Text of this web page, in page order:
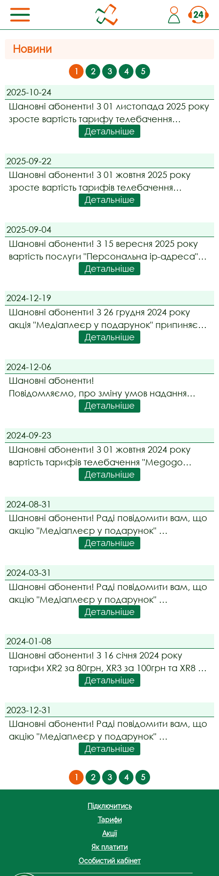
Новини
1 2 3 4 5
2025-10-24
Шановні абоненти! З 01 листопада 2025 року
зросте вартість тарифу телебачення
"SWEET.TV" на 25 грн. Абонентів, які
автоматично переведено на новий,
починаючи з дати їх розрахункового періоду,
що слідує після 01 листопада
Детальніше
2025-09-22
Шановні абоненти! З 01 жовтня 2025 року
зросте вартість тарифів телебачення
"Megogo Максимальна", "Megogo
15 грн і 40 грн відповідно. Абонентів, які
користуються даними тарифами, буде
автоматично переведено на но
Детальніше
2025-09-04
Шановні абоненти! З 15 вересня 2025 року
вартість послуги "Персональна ip-адреса"
становитиме 300 грн/рік.
Детальніше
2024-12-19
Шановні абоненти! З 26 грудня 2024 року
акція "Медіаплеєр у подарунок" припиняє
Детальніше
2024-12-06
Шановні абоненти!
Повідомляємо, про зміну умов надання
Послуг. З 13 грудня 2024 року набирають
редакції:
- Договір про надання електронних
комунікаційних Послуг на умовах публічної
оферти для фізичних осіб;
Детальніше
2024-09-23
Шановні абоненти! З 01 жовтня 2024 року
вартість тарифів телебачення "Megogo
Максимальна" та "Megogo Спорт" зросте на
тарифами буде автоматично переведено
на нові тарифи починаючи з дати їх
розрахункового періо
Детальніше
2024-08-31
Шановні абоненти! Раді повідомити вам, що
акцію "Медіаплеєр у подарунок"
продовжено до 31 грудня 2024 року.
Детальніше
2024-03-31
Шановні абоненти! Раді повідомити вам, що
акцію "Медіаплеєр у подарунок"
продовжено до 31 серпня 2024 року.
Детальніше
2024-01-08
Шановні абоненти! З 16 січня 2024 року
тарифи ХR2 за 80грн, ХR3 за 100грн та ХR8 за
150грн припиняють свою дію. З 16 січня 2024
ХR2 за 80грн та XR3 за 100грн буде
автоматично переведено на
Детальніше
2023-12-31
Шановні абоненти! Раді повідомити вам, що
акцію "Медіаплеєр у подарунок"
продовжено до 31 березня 2024 року.
Детальніше
1 2 3 4 5
Підключитись
Тарифи
Акції
Як платити
Особистий кабінет